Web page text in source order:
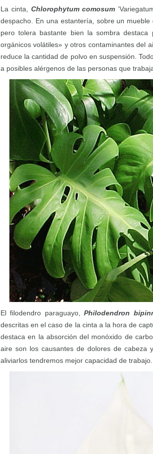
La cinta, Chlorophytum comosum
despacho. En una estantería, sobre un
pero tolera bastante bien la sombra
orgánicos volátiles» y otros contaminantes del
reduce la cantidad de polvo en suspensión.
a posibles alérgenos de las personas que
El filodendro paraguayo,Philodendron
descritas en el caso de la cinta a la hora de
destaca en la absorción del monóxido de
aire son los causantes de dolores de cabeza
aliviarlos tendremos mejor capacidad de trabajo.